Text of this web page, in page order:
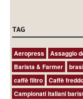
TAG
Aeropress Assaggio
Barista & Farmer
caffè filtro
Caffè
Campionati italiani